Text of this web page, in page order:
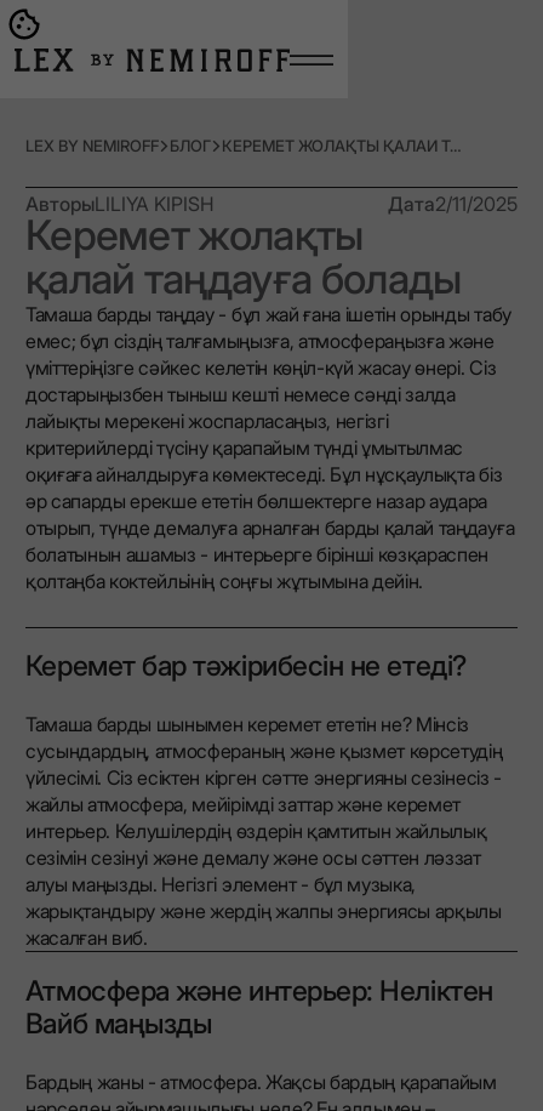
Go to main page
LEX BY NEMIROFF БЛОГ КЕРЕМЕТ ЖОЛАҚТЫ ҚАЛАЙ ТАҢДАУҒА БОЛАДЫ
АвторыLILIYA KIPISH Дата2/11/2025
Керемет жолақты
қалай таңдауға болады
Тамаша барды таңдау - бұл жай ғана ішетін орынды табу
емес; бұл сіздің талғамыңызға, атмосфераңызға және
үміттеріңізге сәйкес келетін көңіл-күй жасау өнері. Сіз
достарыңызбен тыныш кешті немесе сәнді залда
лайықты мерекені жоспарласаңыз, негізгі
критерийлерді түсіну қарапайым түнді ұмытылмас
оқиғаға айналдыруға көмектеседі. Бұл нұсқаулықта біз
әр сапарды ерекше ететін бөлшектерге назар аудара
отырып, түнде демалуға арналған барды қалай таңдауға
болатынын ашамыз - интерьерге бірінші көзқараспен
қолтаңба коктейльінің соңғы жұтымына дейін.
Керемет бар тәжірибесін не етеді?
Тамаша барды шынымен керемет ететін не? Мінсіз
сусындардың, атмосфераның және қызмет көрсетудің
үйлесімі. Сіз есіктен кірген сәтте энергияны сезінесіз -
жайлы атмосфера, мейірімді заттар және керемет
интерьер. Келушілердің өздерін қамтитын жайлылық
сезімін сезінуі және демалу және осы сәттен ләззат
алуы маңызды. Негізгі элемент - бұл музыка,
жарықтандыру және жердің жалпы энергиясы арқылы
жасалған виб.
Атмосфера және интерьер: Неліктен
Вайб маңызды
Бардың жаны - атмосфера. Жақсы бардың қарапайым